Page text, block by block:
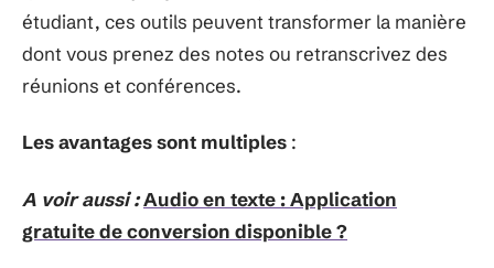
étudiant, ces outils peuvent transformer la manière
dont vous prenez des notes ou retranscrivez des
réunions et conférences.
Les avantages sont multiples :
A voir aussi :Audio en texte : Application
gratuite de conversion disponible ?